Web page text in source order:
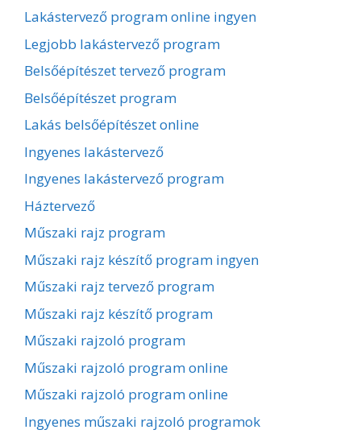
Lakástervező program online ingyen
Legjobb lakástervező program
Belsőépítészet tervező program
Belsőépítészet program
Lakás belsőépítészet online
Ingyenes lakástervező
Ingyenes lakástervező program
Háztervező
Műszaki rajz program
Műszaki rajz készítő program ingyen
Műszaki rajz tervező program
Műszaki rajz készítő program
Műszaki rajzoló program
Műszaki rajzoló program online
Műszaki rajzoló program online
Ingyenes műszaki rajzoló programok